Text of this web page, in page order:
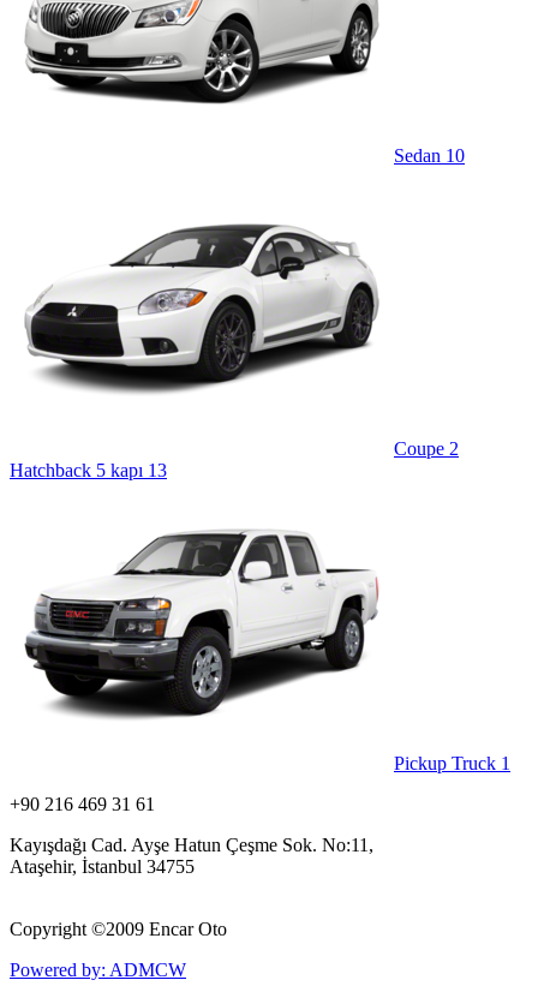
Sedan 10
Coupe 2
Hatchback 5 kapı 13
Pickup Truck 1
+90 216 469 31 61
Kayışdağı Cad. Ayşe Hatun Çeşme Sok. No:11,
Ataşehir, İstanbul 34755
Copyright ©2009 Encar Oto
Powered by: ADMCW